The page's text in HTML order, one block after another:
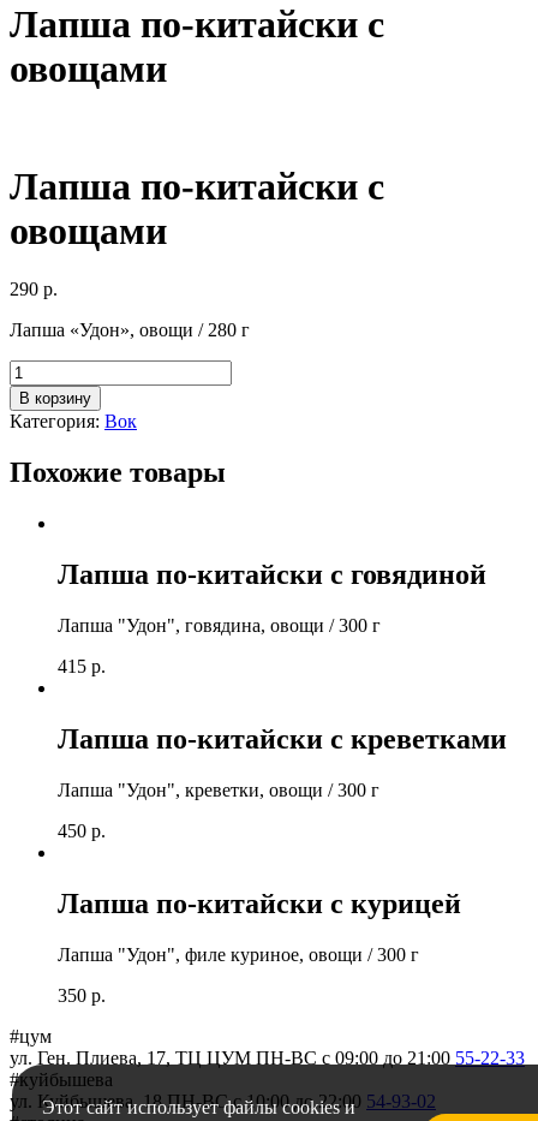
Лапша по-китайски с
овощами
Лапша по-китайски с
овощами
290 р.
Лапша «Удон», овощи / 280 г
Количество
товара
Лапша
по-
с
В корзину
Категория: Вок
Похожие товары
Лапша по-китайски с говядиной
Лапша "Удон", говядина, овощи / 300 г
415 р.
Лапша по-китайски с креветками
Лапша "Удон", креветки, овощи / 300 г
450 р.
Лапша по-китайски с курицей
Лапша "Удон", филе куриное, овощи / 300 г
350 р.
#цум
ул. Ген. Плиева, 17, ТЦ ЦУМ ПН-ВС c 09:00 до 21:00 55-22-33
#куйбышева
ул. Куйбышева, 18ПН-ВС c 10:00 до 22:00 54-93-02
Этот сайт использует файлы cookies и